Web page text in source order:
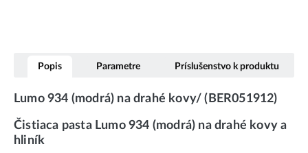
Popis Parametre Príslušenstvo k produktu
Lumo 934 (modrá) na drahé kovy/ (BER051912)
Čistiaca pasta Lumo 934 (modrá) na drahé kovy a
hliník